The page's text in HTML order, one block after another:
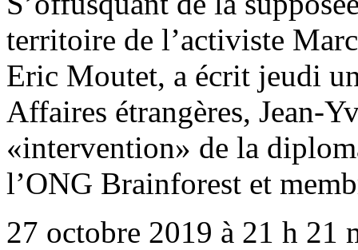
territoire de l’activiste
Eric Moutet, a écrit jeudi
Affaires étrangères, Jean-
«intervention» de la
l’ONG Brainforest et
27 octobre 2019 à 21 h 21